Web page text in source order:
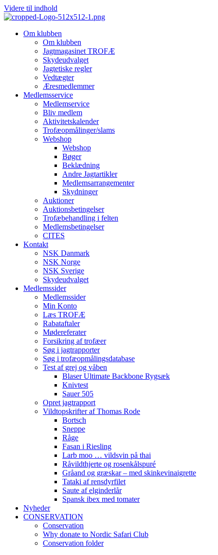
Videre til indhold
Om klubben
Om klubben
Jagtmagasinet TROFÆ
Skydeudvalget
Jagtetiske regler
Vedtægter
Æresmedlemmer
Medlemsservice
Medlemservice
Bliv medlem
Aktivitetskalender
Trofæopmålinger/slams
Webshop
Webshop
Bøger
Beklædning
Andre Jagtartikler
Medlemsarrangementer
Skydninger
Auktioner
Auktionsbetingelser
Trofæbehandling i felten
Medlemsbetingelser
CITES
Kontakt
NSK Danmark
NSK Norge
NSK Sverige
Skydeudvalget
Medlemssider
Medlemssider
Min Konto
Læs TROFÆ
Rabataftaler
Mødereferater
Forsikring af trofæer
Søg i jagtrapporter
Søg i trofæopmålingsdatabase
Test af grej og våben
Blaser Ultimate Backbone Rygsæk
Knivtest
Sauer 505
Opret jagtrapport
Vildtopskrifter af Thomas Rode
Bortsch
Sneppe
Råge
Fasan i Riesling
Larb moo … vildsvin på thai
Råvildthjerte og rosenkålspuré
Gråand og græskar – med skinkevinaigrette
Tataki af rensdyrfilet
Saute af elginderlår
Spansk ibex med tomater
Nyheder
CONSERVATION
Conservation
Why donate to Nordic Safari Club
Conservation folder